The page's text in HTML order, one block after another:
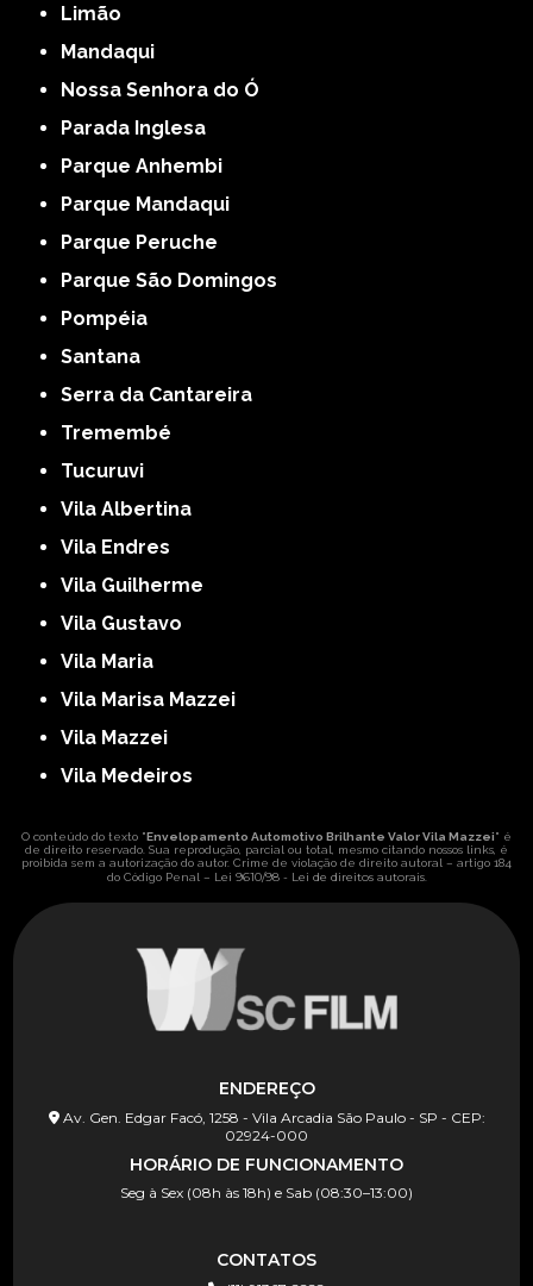
Limão
Mandaqui
Nossa Senhora do Ó
Parada Inglesa
Parque Anhembi
Parque Mandaqui
Parque Peruche
Parque São Domingos
Pompéia
Santana
Serra da Cantareira
Tremembé
Tucuruvi
Vila Albertina
Vila Endres
Vila Guilherme
Vila Gustavo
Vila Maria
Vila Marisa Mazzei
Vila Mazzei
Vila Medeiros
O conteúdo do texto "Envelopamento Automotivo Brilhante Valor Vila Mazzei" é
de direito reservado. Sua reprodução, parcial ou total, mesmo citando nossos links, é
proibida sem a autorização do autor. Crime de violação de direito autoral – artigo 184
do Código Penal – Lei 9610/98 - Lei de direitos autorais.
ENDEREÇO
Av. Gen. Edgar Facó, 1258 - Vila Arcadia São Paulo - SP - CEP:
02924-000
HORÁRIO DE FUNCIONAMENTO
Seg à Sex (08h às 18h) e Sab (08:30–13:00)
CONTATOS